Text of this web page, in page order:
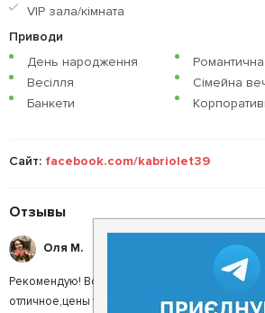
VIP зала/кімната
Приводи
День народження
Весілля
Сімейна
Банкети
Сайт: facebook.com/kabriolet39
Отзывы
Оля М.
Рекомендую! Всё понравилось,еда вкусная,
отличное,цены умеренные!!!